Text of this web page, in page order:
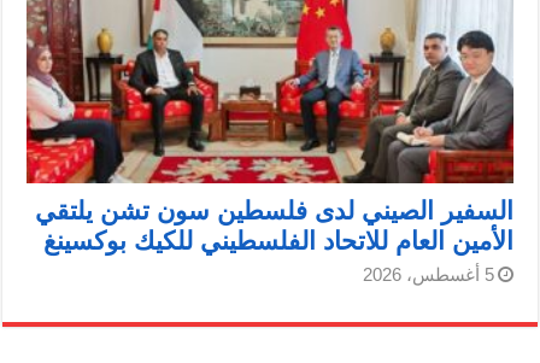
السفير الصيني لدى فلسطين سون تشن يلتقي
الأمين العام للاتحاد الفلسطيني للكيك بوكسينغ
5 أغسطس، 2026